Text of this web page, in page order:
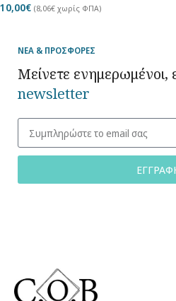
10,00€ (8,06€ χωρίς ΦΠΑ)
ΝΕΑ & ΠΡΟΣΦΟΡΕΣ
Μείνετε ενημερωμένοι,
newsletter